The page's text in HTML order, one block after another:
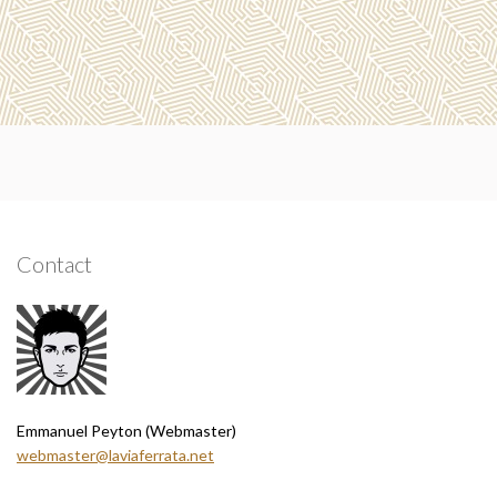
Contact
Emmanuel Peyton (Webmaster)
webmaster@laviaferrata.net